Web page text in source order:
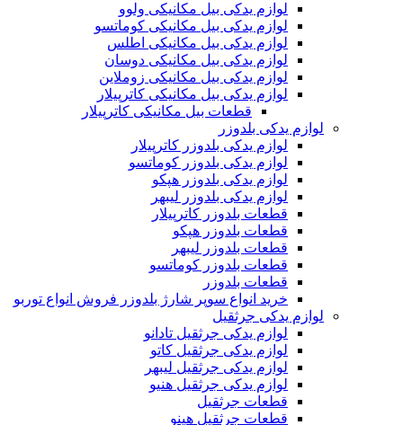
لوازم یدکی بیل مکانیکی ولوو
لوازم یدکی بیل مکانیکی کوماتسو
لوازم یدکی بیل مکانیکی اطلس
لوازم یدکی بیل مکانیکی دوسان
لوازم یدکی بیل مکانیکی زوملاین
لوازم یدکی بیل مکانیکی کاترپیلار
قطعات بیل مکانیکی کاترپیلار
لوازم یدکی بلدوزر
لوازم یدکی بلدوزر کاترپیلار
لوازم یدکی بلدوزر کوماتسو
لوازم یدکی بلدوزر هپکو
لوازم یدکی بلدوزر لیبهر
قطعات بلدوزر کاترپیلار
قطعات بلدوزر هپکو
قطعات بلدوزر لیبهر
قطعات بلدوزر کوماتسو
قطعات بلدوزر
خرید انواع سوپر شارژ بلدوزر فروش انواع توربو
لوازم یدکی جرثقیل
لوازم یدکی جرثقیل تادانو
لوازم یدکی جرثقیل کاتو
لوازم یدکی جرثقیل لیبهر
لوازم یدکی جرثقیل هنیو
قطعات جرثقیل
قطعات جرثقیل هینو